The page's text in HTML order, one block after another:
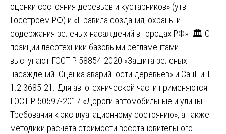
оценки состояния деревьев и кустарников» (утв.
Госстроем РФ) и «Правила создания, охраны и
содержания зеленых насаждений в городах РФ». 🏛️ С
позиции лесотехники базовыми регламентами
выступают ГОСТ Р 58854-2020 «Защита зеленых
насаждений. Оценка аварийности деревьев» и СанПиН
1.2.3685-21. Для автотехнической части применяются
ГОСТ Р 50597-2017 «Дороги автомобильные и улицы.
Требования к эксплуатационному состоянию», а также
методики расчета стоимости восстановительного